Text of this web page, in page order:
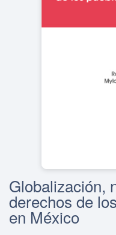
Globalización,
derechos de
en México